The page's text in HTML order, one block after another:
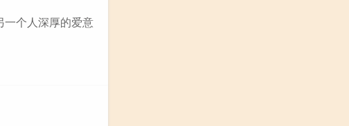
一个人深厚的爱意